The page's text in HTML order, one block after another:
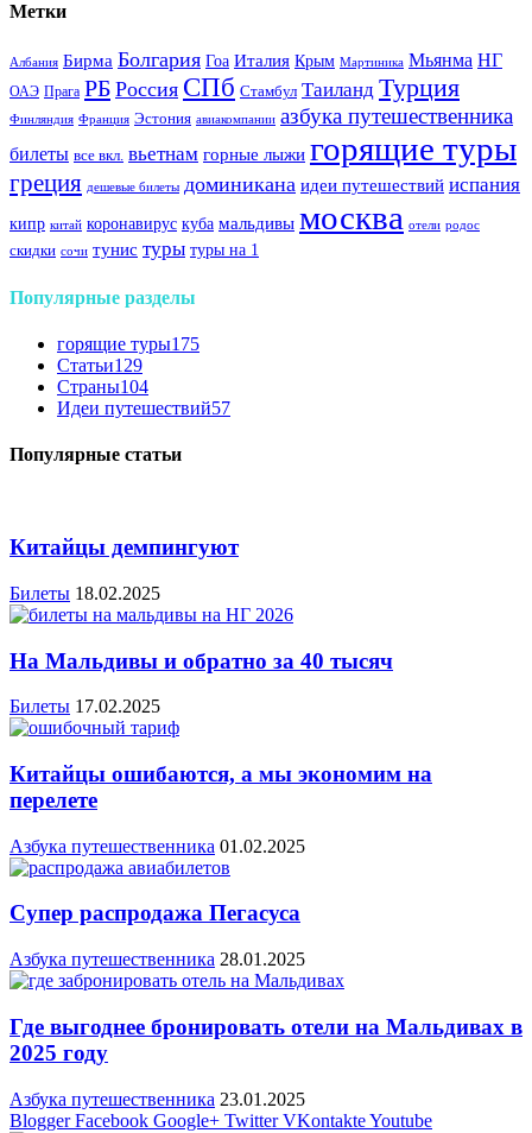
Метки
Албания Бирма Болгария Гоа Италия Крым Мартиника Мьянма НГ
ОАЭ Прага РБ Россия СПб Стамбул Таиланд Турция
Финляндия Франция Эстония авиакомпании азбука путешественника
билеты все вкл. вьетнам горные лыжи горящие туры
греция дешевые билеты доминикана идеи путешествий испания
кипр китай коронавирус куба мальдивы москва отели родос
скидки сочи тунис туры туры на 1
Популярные разделы
горящие туры175
Статьи129
Страны104
Идеи путешествий57
Популярные статьи
Китайцы демпингуют
Билеты 18.02.2025
На Мальдивы и обратно за 40 тысяч
Билеты 17.02.2025
Китайцы ошибаются, а мы экономим на
перелете
Азбука путешественника 01.02.2025
Супер распродажа Пегасуса
Азбука путешественника 28.01.2025
Где выгоднее бронировать отели на Мальдивах в
2025 году
Азбука путешественника 23.01.2025
Blogger Facebook Google+ Twitter VKontakteYoutube